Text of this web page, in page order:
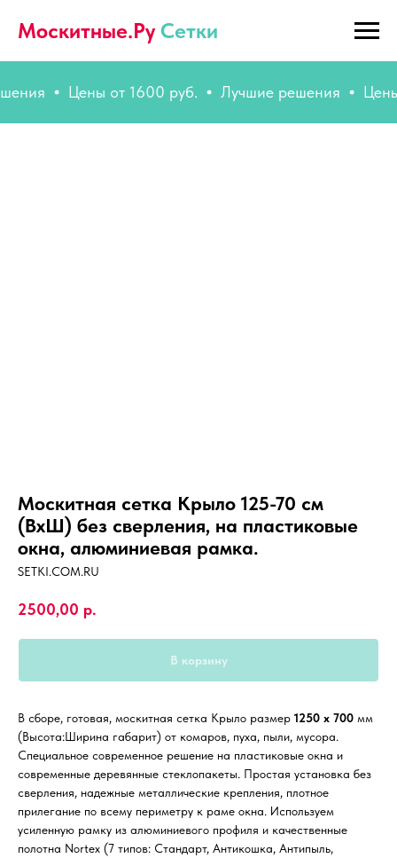
Москитные.Ру Сетки
Цены от 1600 руб. Лучшие решения Цены
Москитная сетка Крыло 125-70 см
(ВхШ) без сверления, на пластиковые
окна, алюминиевая рамка.
SETKI.COM.RU
2500,00 р.
В корзину
В сборе, готовая, москитная сетка Крыло размер 1250 х 700 мм
(Высота:Ширина габарит) от комаров, пуха, пыли, мусора.
Специальное современное решение на пластиковые окна и
современные деревянные стеклопакеты. Простая установка без
сверления, надежные металлические крепления, плотное
прилегание по всему периметру к раме окна. Используем
усиленную рамку из алюминиевого профиля и качественные
полотна Nortex (7 типов: Стандарт, Антикошка, Антипыль,